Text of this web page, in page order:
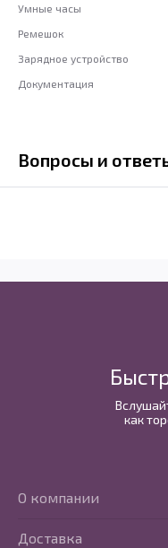
Умные часы
Ремешок
Зарядное устройство
Документация
Вопросы и
как
О компании
Доставка